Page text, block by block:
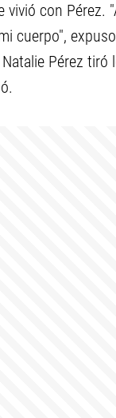
vivió con Pérez.
cuerpo",
Pérez